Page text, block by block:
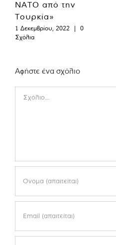
ΝΑΤΟ από την
Τουρκία»
1 Δεκεμβρίου, 2022 |
0
Σχόλια
Αφήστε ένα σχόλιο